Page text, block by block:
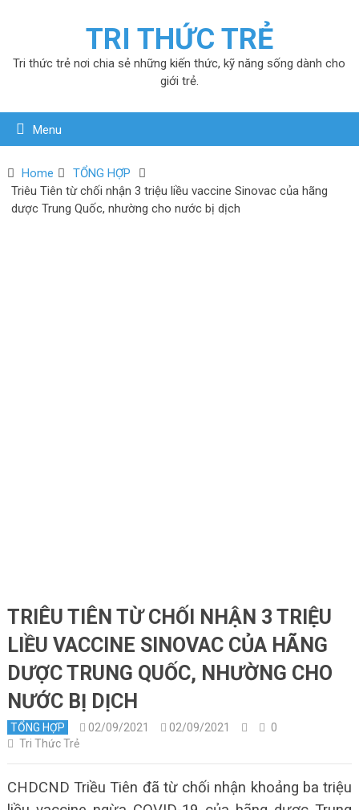
TRI THỨC TRẺ
Tri thức trẻ nơi chia sẻ những kiến thức, kỹ năng sống dành cho
giới trẻ.
Menu
Home
TỔNG HỢP
Triêu Tiên từ chối nhận 3 triệu liều vaccine Sinovac của hãng
dược Trung Quốc, nhường cho nước bị dịch
TRIÊU TIÊN TỪ CHỐI NHẬN 3 TRIỆU
LIỀU VACCINE SINOVAC CỦA HÃNG
DƯỢC TRUNG QUỐC, NHƯỜNG CHO
NƯỚC BỊ DỊCH
TỔNG HỢP 02/09/2021 02/09/2021
0
Tri Thức Trẻ
CHDCND Triều Tiên đã từ chối nhận khoảng ba triệu